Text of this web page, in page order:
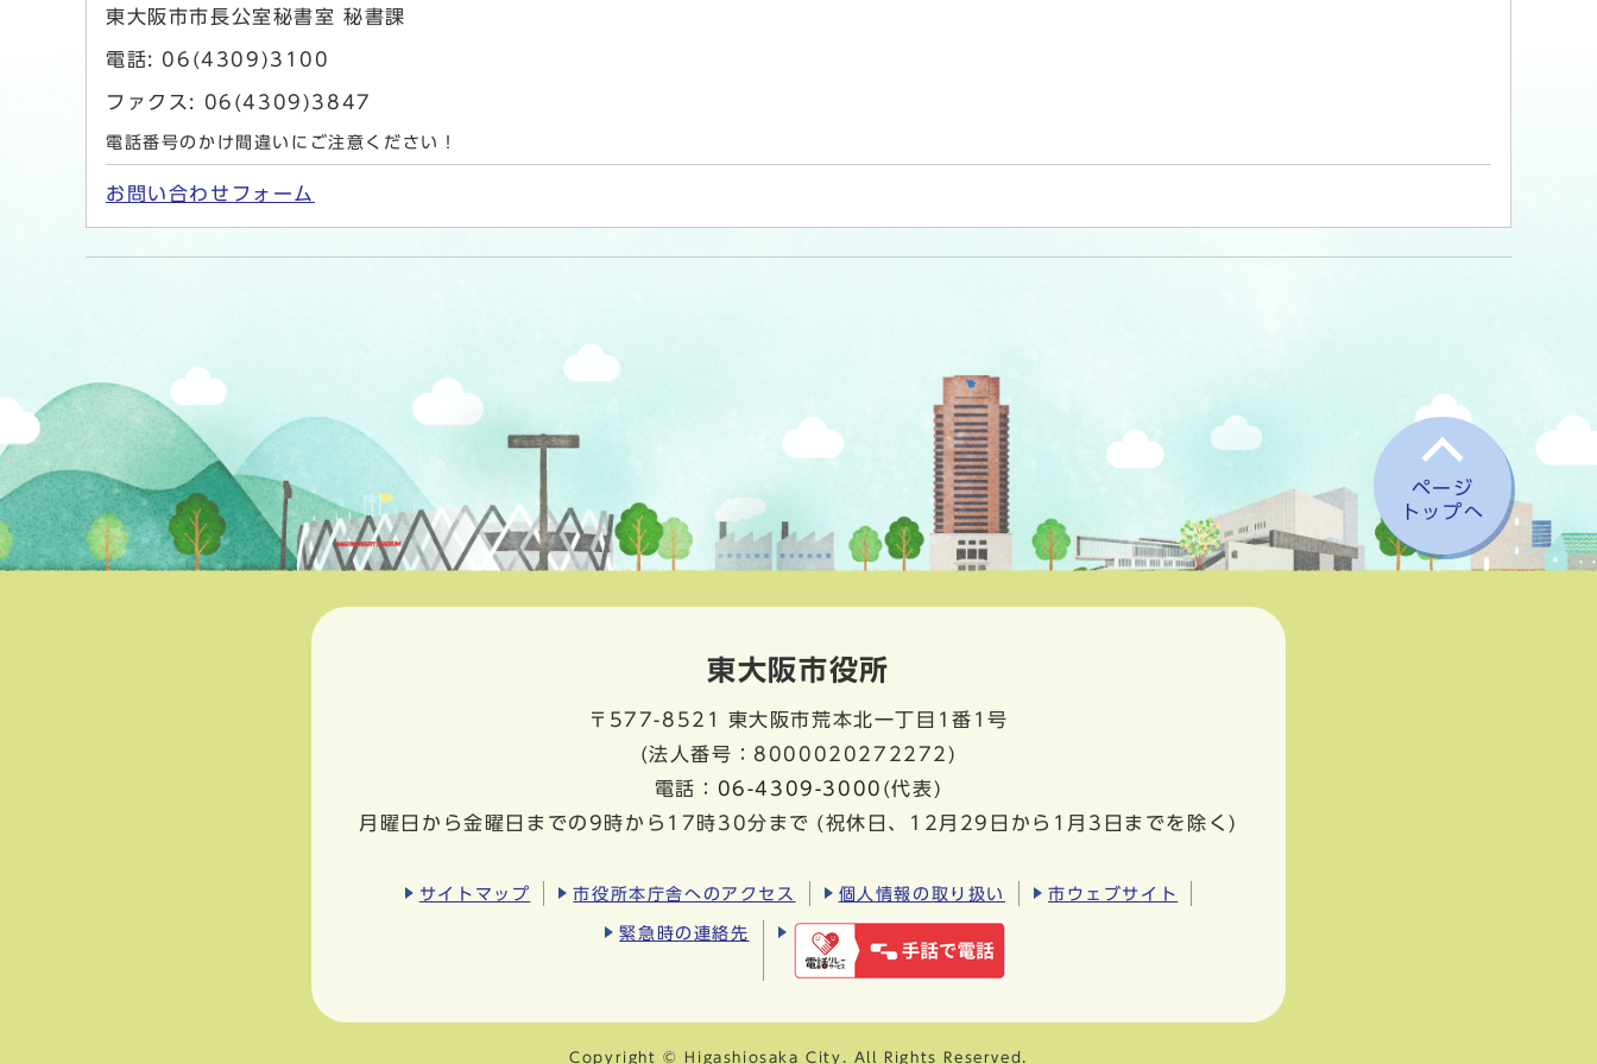
東大阪市市長公室秘書室 秘書課
電話: 06(4309)3100
ファクス: 06(4309)3847
電話番号のかけ間違いにご注意ください！
お問い合わせフォーム
ページ
トップへ
東大阪市役所
〒577-8521
東大阪市荒本北一丁目1番1号
(法人番号：8000020272272)
電話： 06-4309-3000 (代表)
月曜日から金曜日までの9時から17時30分まで (祝休日、12月29日から1月3日までを除く)
サイトマップ 市役所本庁舎へのアクセス 個人情報の取り扱い 市ウェブサイト
緊急時の連絡先
Copyright © Higashiosaka City. All Rights Reserved.